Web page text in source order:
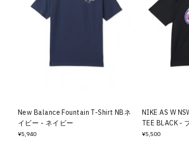
New Balance Fountain T-Shirt NBネ
イビー - ネイビー
¥5,940
NIKE AS W
TEE BLACK -
¥5,500